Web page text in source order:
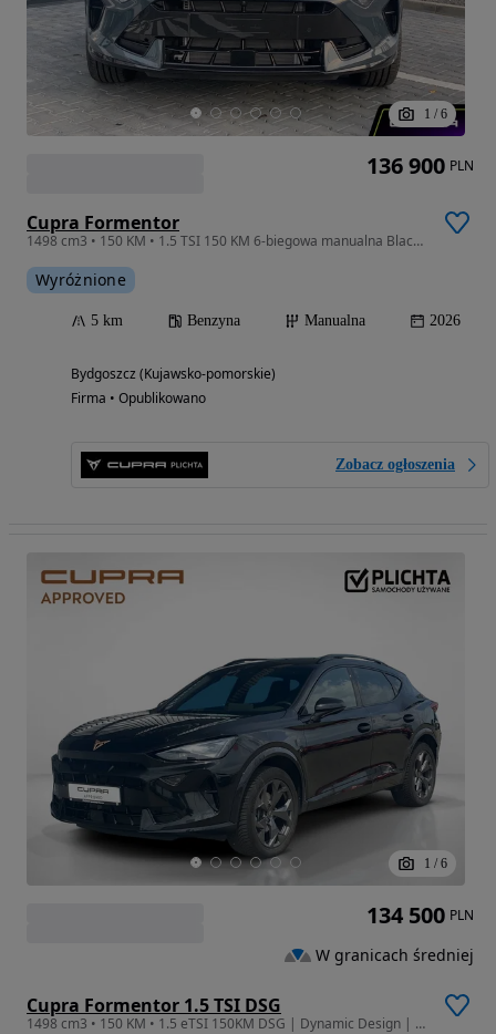
1 / 6
Cupra Formentor
1498 cm3 • 150 KM • 1.5 TSI 150 KM 6-biegowa manualna Black Edition
Wyróżnione
5 km Benzyna Manualna 2026
Bydgoszcz (Kujawsko-pomorskie)
Firma • Opublikowano
Zobacz ogłoszenia
136 900 PLN
1 / 6
Cupra Formentor 1.5 TSI DSG
1498 cm3 • 150 KM • 1.5 eTSI 150KM DSG | Dynamic Design | Edge | Polski Salon
134 500 PLN
W granicach średniej